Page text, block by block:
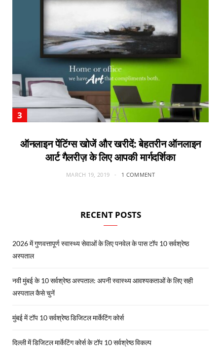
ऑनलाइन पेंटिंग्स खोजें और खरीदें: बेहतरीन ऑनलाइन
आर्ट गैलरीज़ के लिए आपकी मार्गदर्शिका
MARCH 19, 2019 1 COMMENT
RECENT POSTS
2026 में गुणवत्तापूर्ण स्वास्थ्य सेवाओं के लिए पनवेल के पास टॉप 10 सर्वश्रेष्ठ
अस्पताल
नवी मुंबई के 10 सर्वश्रेष्ठ अस्पताल: अपनी स्वास्थ्य आवश्यकताओं के लिए सही
अस्पताल कैसे चुनें
मुंबई में टॉप 10 सर्वश्रेष्ठ डिजिटल मार्केटिंग कोर्स
दिल्ली में डिजिटल मार्केटिंग कोर्स के टॉप 10 सर्वश्रेष्ठ विकल्प